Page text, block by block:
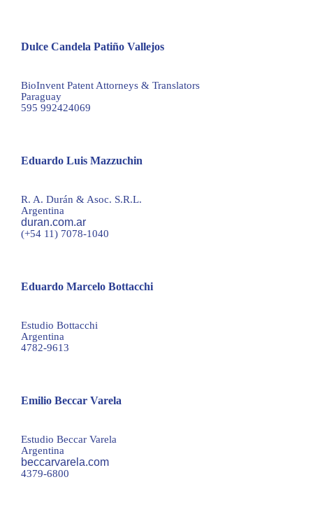
Dulce Candela Patiño Vallejos
BioInvent Patent Attorneys & Translators
Paraguay
595 992424069
Eduardo Luis Mazzuchin
R. A. Durán & Asoc. S.R.L.
Argentina
duran.com.ar
(+54 11) 7078-1040
Eduardo Marcelo Bottacchi
Estudio Bottacchi
Argentina
4782-9613
Emilio Beccar Varela
Estudio Beccar Varela
Argentina
beccarvarela.com
4379-6800